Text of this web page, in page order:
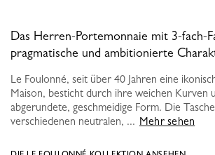
Das Herren-Portemonnaie mit 3-fach-
pragmatische und ambitionierte
Le Foulonné, seit über 40 Jahren eine
Maison, besticht durch ihre weichen Kurven
abgerundete, geschmeidige Form. Die
verschiedenen neutralen, ... Mehr sehen